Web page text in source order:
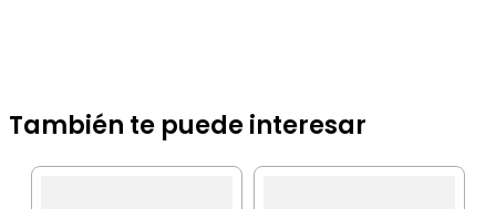
También te puede interesar